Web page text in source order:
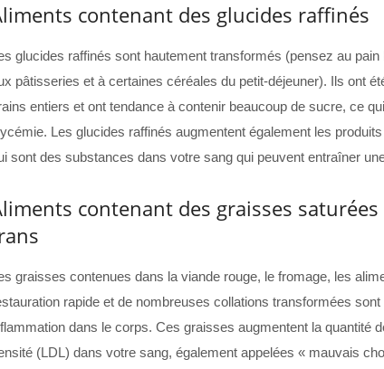
contenant des glucides raffinés
glucides raffinés sont hautement transformés (pensez au
pâtisseries et à certaines céréales du petit-déjeuner). Ils ont
entiers et ont tendance à contenir beaucoup de sucre, ce
Les glucides raffinés augmentent également les
sont des substances dans votre sang qui peuvent entraîner
contenant des graisses saturées
graisses contenues dans la viande rouge, le fromage, les
rapide et de nombreuses collations transformées
dans le corps. Ces graisses augmentent la quantité
(LDL) dans votre sang, également appelées « mauvais